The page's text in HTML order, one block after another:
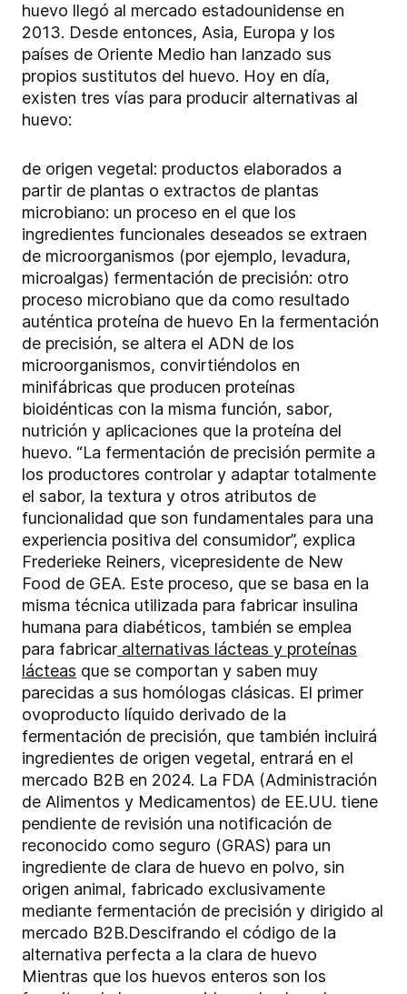
huevo llegó al mercado estadounidense en
2013. Desde entonces, Asia, Europa y los
países de Oriente Medio han lanzado sus
propios sustitutos del huevo. Hoy en día,
existen tres vías para producir alternativas al
huevo:
de origen vegetal: productos elaborados a
partir de plantas o extractos de plantas
microbiano: un proceso en el que los
ingredientes funcionales deseados se extraen
de microorganismos (por ejemplo, levadura,
microalgas) fermentación de precisión: otro
proceso microbiano que da como resultado
auténtica proteína de huevo En la fermentación
de precisión, se altera el ADN de los
microorganismos, convirtiéndolos en
minifábricas que producen proteínas
bioidénticas con la misma función, sabor,
nutrición y aplicaciones que la proteína del
huevo. “La fermentación de precisión permite a
los productores controlar y adaptar totalmente
el sabor, la textura y otros atributos de
funcionalidad que son fundamentales para una
experiencia positiva del consumidor”, explica
Frederieke Reiners, vicepresidente de New
Food de GEA. Este proceso, que se basa en la
misma técnica utilizada para fabricar insulina
humana para diabéticos, también se emplea
para fabricar alternativas lácteas y proteínas
lácteas que se comportan y saben muy
parecidas a sus homólogas clásicas. El primer
ovoproducto líquido derivado de la
fermentación de precisión, que también incluirá
ingredientes de origen vegetal, entrará en el
mercado B2B en 2024. La FDA (Administración
de Alimentos y Medicamentos) de EE.UU. tiene
pendiente de revisión una notificación de
reconocido como seguro (GRAS) para un
ingrediente de clara de huevo en polvo, sin
origen animal, fabricado exclusivamente
mediante fermentación de precisión y dirigido al
mercado B2B.Descifrando el código de la
alternativa perfecta a la clara de huevo
Mientras que los huevos enteros son los